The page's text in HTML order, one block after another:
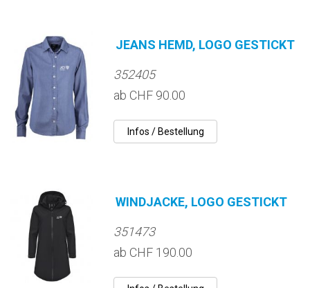
JEANS HEMD, LOGO GESTICKT
352405
ab CHF 90.00
WINDJACKE, LOGO GESTICKT
351473
ab CHF 190.00